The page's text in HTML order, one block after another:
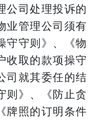
公司处理投诉的
业管理公司须有
守守则》、《物
收取的款项操守
司就其委任的结
则》、《防止贪
牌照的订明条件